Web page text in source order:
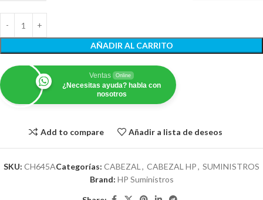
AÑADIR AL CARRITO
Ventas Online
¿Necesitas ayuda? habla con
nosotros
Add to compare Añadir a lista de deseos
SKU: CH645ACategorías: CABEZAL , CABEZAL HP, SUMINISTROS
Brand: HP Suministros